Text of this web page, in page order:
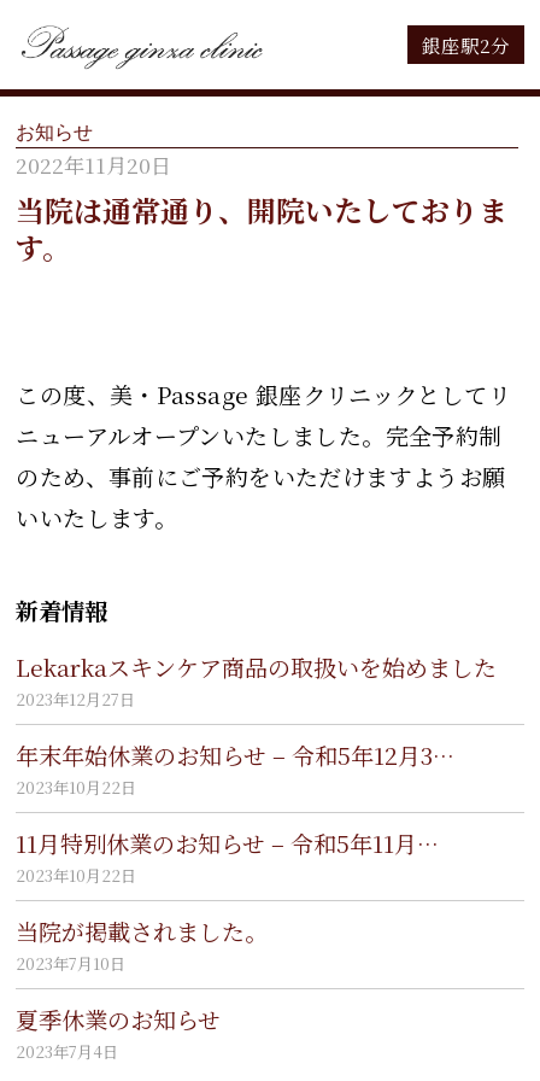
銀座駅2分
お知らせ
2022年11月20日
当院は通常通り、開院いたしておりま
す。
この度、美・Passage 銀座クリニックとしてリ
ニューアルオープンいたしました。完全予約制
のため、事前にご予約をいただけますようお願
いいたします。
新着情報
Lekarkaスキンケア商品の取扱いを始めました
2023年12月27日
年末年始休業のお知らせ – 令和5年12月3…
2023年10月22日
11月特別休業のお知らせ – 令和5年11月…
2023年10月22日
当院が掲載されました。
2023年7月10日
夏季休業のお知らせ
2023年7月4日